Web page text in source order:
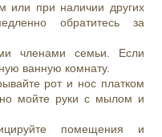
или при наличии других
обратитесь за
членами семьи. Если
ванную комнату.
рот и нос платком
мойте руки с мылом и
помещения и